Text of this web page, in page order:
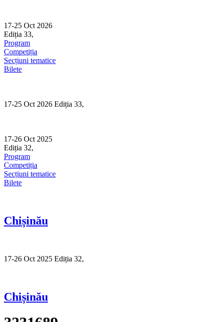
content
17-25 Oct 2026
Ediția 33,
Program
Competiția
Secțiuni tematice
Bilete
17-25 Oct 2026 Ediția 33,
17-26 Oct 2025
Ediția 32,
Program
Competiția
Secțiuni tematice
Bilete
Chișinău
17-26 Oct 2025 Ediția 32,
Chișinău